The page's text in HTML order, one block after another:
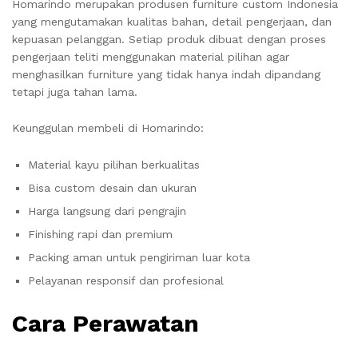
Homarindo merupakan produsen furniture custom Indonesia
yang mengutamakan kualitas bahan, detail pengerjaan, dan
kepuasan pelanggan. Setiap produk dibuat dengan proses
pengerjaan teliti menggunakan material pilihan agar
menghasilkan furniture yang tidak hanya indah dipandang
tetapi juga tahan lama.
Keunggulan membeli di Homarindo:
Material kayu pilihan berkualitas
Bisa custom desain dan ukuran
Harga langsung dari pengrajin
Finishing rapi dan premium
Packing aman untuk pengiriman luar kota
Pelayanan responsif dan profesional
Cara Perawatan